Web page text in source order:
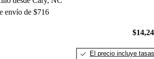
envío de $716
El precio incluye tasas